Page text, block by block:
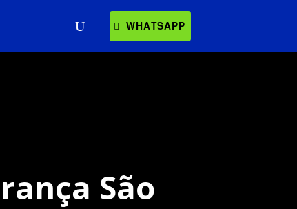
WHATSAPP
São